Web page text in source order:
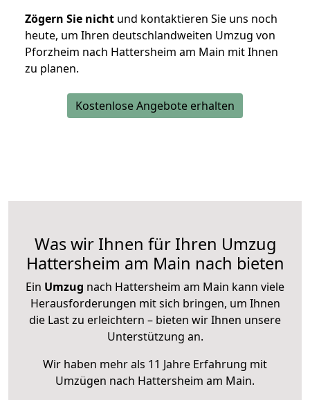
Zögern Sie nicht und kontaktieren Sie uns noch
heute, um Ihren deutschlandweiten Umzug von
Pforzheim nach Hattersheim am Main mit Ihnen
zu planen.
Kostenlose Angebote erhalten
Was wir Ihnen für Ihren Umzug
Hattersheim am Main nach bieten
Ein Umzug nach Hattersheim am Main kann viele
Herausforderungen mit sich bringen, um Ihnen
die Last zu erleichtern – bieten wir Ihnen unsere
Unterstützung an.
Wir haben mehr als 11 Jahre Erfahrung mit
Umzügen nach Hattersheim am Main.